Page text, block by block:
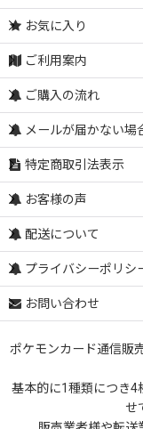
お気に入り
ご利用案内
ご購入の流れ
メールが届かない場
特定商取引法表示
お客様の声
配送について
プライバシーポリシ
お問い合わせ
ポケモンカード通信販
基本的に1種類につき4
せ